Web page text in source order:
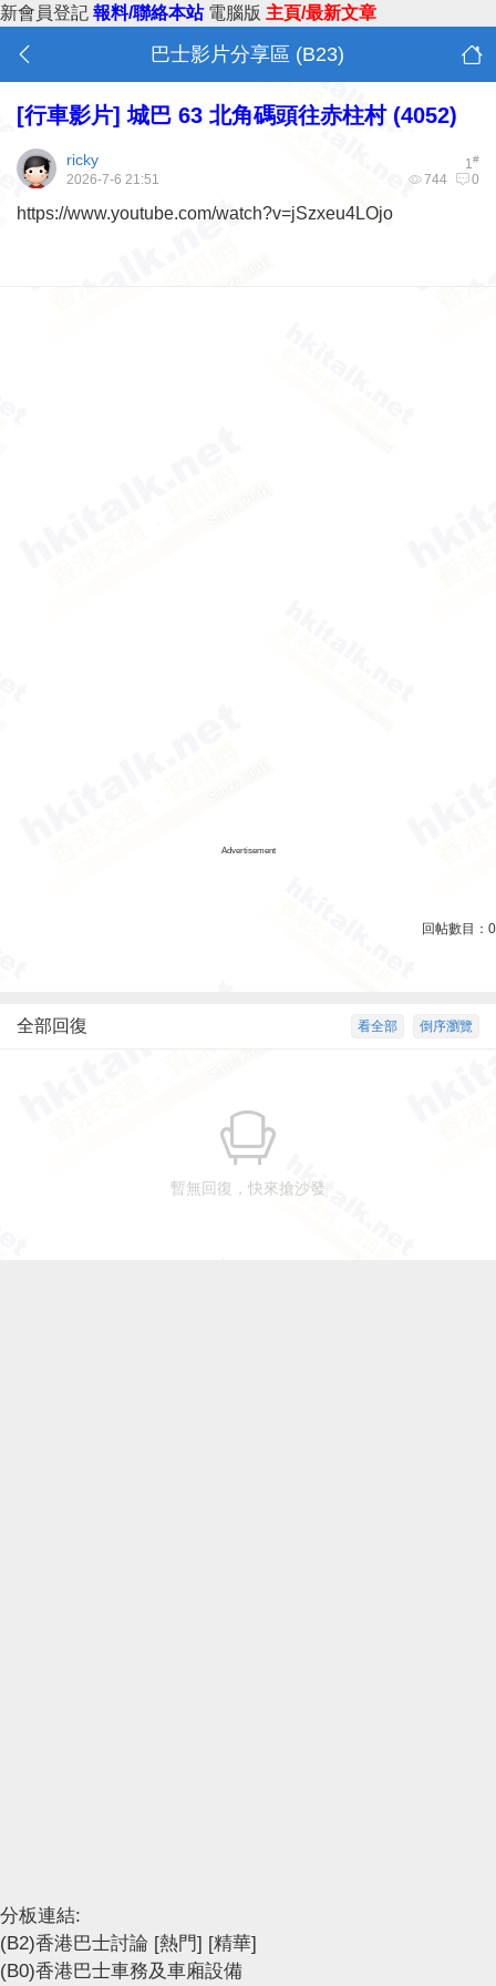
新會員登記 報料/聯絡本站 電腦版 主頁/最新文章
巴士影片分享區 (B23)
[行車影片] 城巴 63 北角碼頭往赤柱村 (4052)
1#
ricky
744 0
2026-7-6 21:51
https://www.youtube.com/watch?v=jSzxeu4LOjo
Advertisement
回帖數目： 0
倒序瀏覽
看全部
全部回復
暫無回復，快來搶沙發
分板連結:
(B2)香港巴士討論 [熱門] [精華]
(B0)香港巴士車務及車廂設備